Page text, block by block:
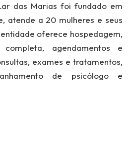
das Marias foi fundado em
atende a 20 mulheres e seus
oferece hospedagem,
agendamentos e
exames e tratamentos,
de psicólogo e